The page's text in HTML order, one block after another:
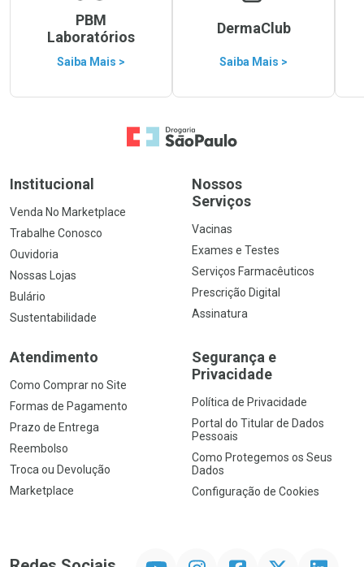
PBM
Laboratórios
Saiba Mais >
DermaClub
Saiba Mais >
Ir para a Home
Institucional
Venda No Marketplace
Trabalhe Conosco
Ouvidoria
Nossas Lojas
Bulário
Sustentabilidade
Nossos
Serviços
Vacinas
Exames e Testes
Serviços Farmacêuticos
Prescrição Digital
Assinatura
Atendimento
Como Comprar no Site
Formas de Pagamento
Prazo de Entrega
Reembolso
Troca ou Devolução
Marketplace
Segurança e
Privacidade
Política de Privacidade
Portal do Titular de Dados
Pessoais
Como Protegemos os Seus
Dados
Configuração de Cookies
InstagramFacebookTwitter Linkedin